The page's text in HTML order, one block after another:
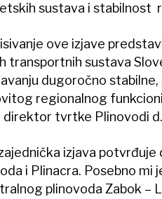
sustava i stabilnost
ove izjave
transportnih sustava
dugoročno
regionalnog
direktor tvrtke Plinovodi
izjava
i Plinacra. Posebno
plinovoda Zabok –